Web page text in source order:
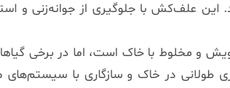
این علف‌کش با جلوگیری از جوانه‌زنی و
و مخلوط با خاک است، اما در برخی